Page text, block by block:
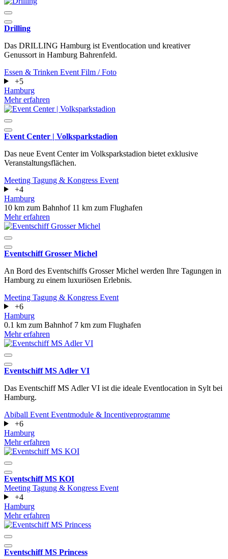
Drilling
Das DRILLING Hamburg ist Eventlocation und kreativer
Genussort in Hamburg Bahrenfeld.
Essen & Trinken Event Film / Foto
+5
Hamburg
Mehr erfahren
Event Center | Volksparkstadion
Das neue Event Center im Volksparkstadion bietet exklusive
Veranstaltungsflächen.
Meeting Tagung & Kongress Event
+4
Hamburg
10 km zum Bahnhof 11 km zum Flughafen
Mehr erfahren
Eventschiff Grosser Michel
An Bord des Eventschiffs Grosser Michel werden Ihre Tagungen in
Hamburg zu einem luxuriösen Erlebnis.
Meeting Tagung & Kongress Event
+6
Hamburg
0.1 km zum Bahnhof 7 km zum Flughafen
Mehr erfahren
Eventschiff MS Adler VI
Das Eventschiff MS Adler VI ist die ideale Eventlocation in Sylt bei
Hamburg.
Abiball Event Eventmodule & Incentiveprogramme
+6
Hamburg
Mehr erfahren
Eventschiff MS KOI
Meeting Tagung & Kongress Event
+4
Hamburg
Mehr erfahren
Eventschiff MS Princess